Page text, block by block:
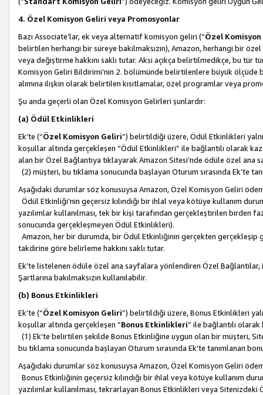
4. Özel Komisyon Geliri veya Promosyonlar
Bazı Associate’lar, ek veya alternatif komisyon geliri (“Özel
belirtilen herhangi bir süreye bakılmaksızın), Amazon, herhangi bir
veya değiştirme hakkını saklı tutar. Aksi açıkça belirtilmedikçe, bu tür
Komisyon Geliri Bildirimi’nin 2. bölümünde belirtilenlere büyük ölçüde
alımına ilişkin olarak belirtilen kısıtlamalar, özel programlar veya
Şu anda geçerli olan Özel Komisyon Gelirleri şunlardır:
(a) Ödül Etkinlikleri
Ek’te (“Özel Komisyon Geliri”) belirtildiği üzere, Ödül Etkinlikleri
koşullar altında gerçekleşen “Ödül Etkinlikleri” ile bağlantılı olarak
alan bir Özel Bağlantıya tıklayarak Amazon Sitesi’nde ödüle özel ana
(2) müşteri, bu tıklama sonucunda başlayan Oturum sırasında Ek’te
Aşağıdaki durumlar söz konusuysa Amazon, Özel Komisyon Geliri
Ödül Etkinliği’nin geçersiz kılındığı bir ihlal veya kötüye kullanım
yazılımlar kullanılması, tek bir kişi tarafından gerçekleştirilen
sonucunda gerçekleşmeyen Ödül Etkinlikleri).
Amazon, her bir durumda, bir Ödül Etkinliğinin gerçekten gerçekleşip
takdirine göre belirleme hakkını saklı tutar.
Ek’te listelenen ödüle özel ana sayfalara yönlendiren Özel
Şartlarına bakılmaksızın kullanılabilir.
(b) Bonus Etkinlikleri
Ek’te (“Özel Komisyon Geliri”) belirtildiği üzere, Bonus Etkinlikleri
koşullar altında gerçekleşen “Bonus Etkinlikleri” ile bağlantılı olarak
(1) Ek’te belirtilen şekilde Bonus Etkinliğine uygun olan bir müşteri,
bu tıklama sonucunda başlayan Oturum sırasında Ek’te tanımlanan
Aşağıdaki durumlar söz konusuysa Amazon, Özel Komisyon Geliri
Bonus Etkinliğinin geçersiz kılındığı bir ihlal veya kötüye kullanım
yazılımlar kullanılması, tekrarlayan Bonus Etkinlikleri veya